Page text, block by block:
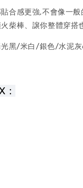
合感更強,不會像一
柴棒、譲你整體穿搭
黑/米白/銀色/水泥灰